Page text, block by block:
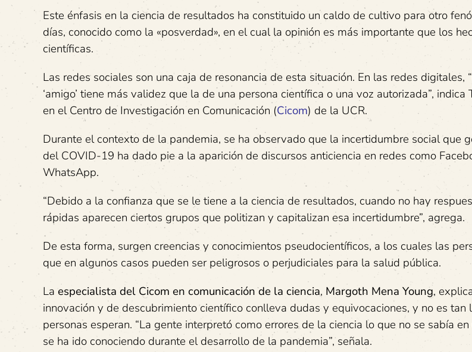
Este énfasis en la ciencia de resultados ha constituido un caldo de cultivo para otro
días, conocido como la «posverdad», en el cual la opinión es más importante que los
científicas.
Las redes sociales son una caja de resonancia de esta situación. En las redes digitales,
‘amigo’ tiene más validez que la de una persona científica o una voz autorizada”, indica
en el Centro de Investigación en Comunicación (Cicom) de la UCR.
Durante el contexto de la pandemia, se ha observado que la incertidumbre social que
del COVID-19 ha dado pie a la aparición de discursos anticiencia en redes como
WhatsApp.
“Debido a la confianza que se le tiene a la ciencia de resultados, cuando no hay
rápidas aparecen ciertos grupos que politizan y capitalizan esa incertidumbre”, agrega.
De esta forma, surgen creencias y conocimientos pseudocientíficos, a los cuales las
que en algunos casos pueden ser peligrosos o perjudiciales para la salud pública.
La especialista del Cicom en comunicación de la ciencia, Margoth Mena Young,
innovación y de descubrimiento científico conlleva dudas y equivocaciones, y no es tan
personas esperan. “La gente interpretó como errores de la ciencia lo que no se sabía
se ha ido conociendo durante el desarrollo de la pandemia”, señala.